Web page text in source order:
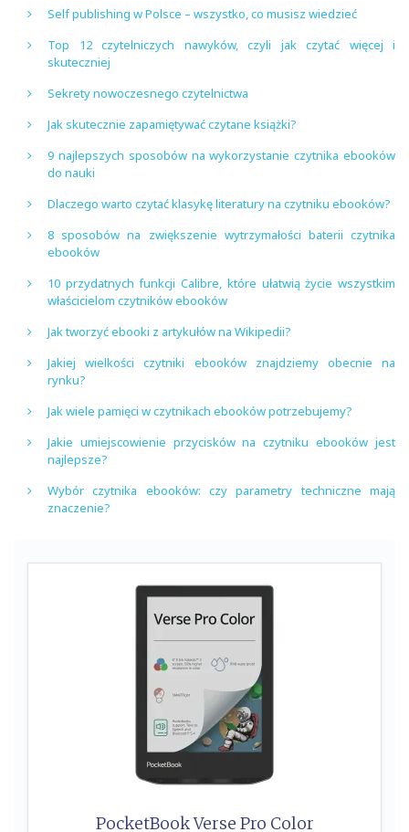
Self publishing w Polsce – wszystko, co musisz wiedzieć
Top 12 czytelniczych nawyków, czyli jak czytać więcej i
skuteczniej
Sekrety nowoczesnego czytelnictwa
Jak skutecznie zapamiętywać czytane książki?
9 najlepszych sposobów na wykorzystanie czytnika ebooków
do nauki
Dlaczego warto czytać klasykę literatury na czytniku ebooków?
8 sposobów na zwiększenie wytrzymałości baterii czytnika
ebooków
10 przydatnych funkcji Calibre, które ułatwią życie wszystkim
właścicielom czytników ebooków
Jak tworzyć ebooki z artykułów na Wikipedii?
Jakiej wielkości czytniki ebooków znajdziemy obecnie na
rynku?
Jak wiele pamięci w czytnikach ebooków potrzebujemy?
Jakie umiejscowienie przycisków na czytniku ebooków jest
najlepsze?
Wybór czytnika ebooków: czy parametry techniczne mają
znaczenie?
PocketBook Verse Pro Color